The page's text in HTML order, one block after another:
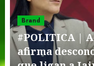
Brand
#POLITICA |
afirma